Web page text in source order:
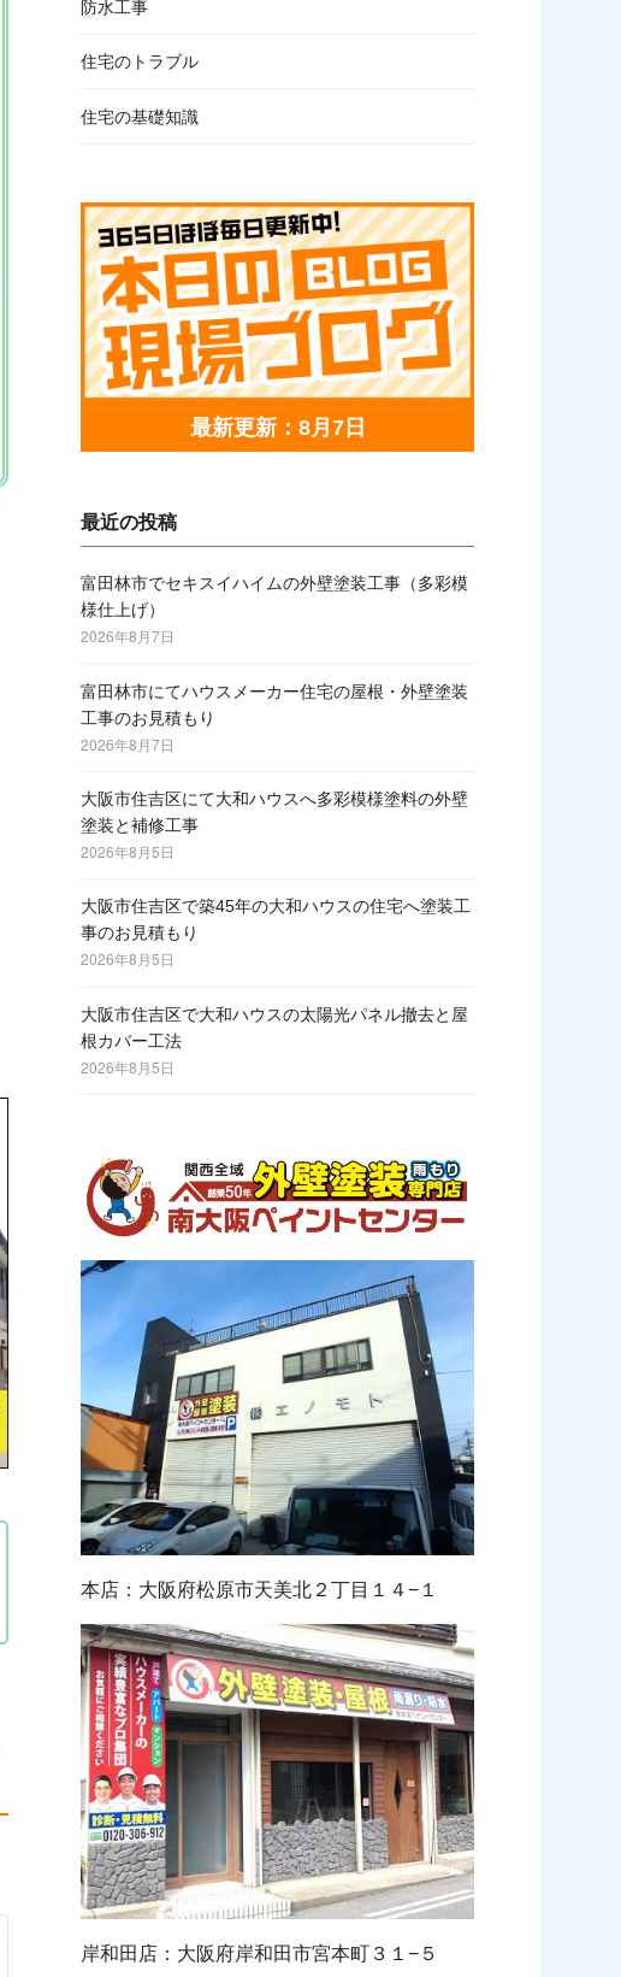
防水工事
住宅のトラブル
住宅の基礎知識
最新更新：8月7日
最近の投稿
富田林市でセキスイハイムの外壁塗装工事（多彩模
様仕上げ）
2026年8月7日
富田林市にてハウスメーカー住宅の屋根・外壁塗装
工事のお見積もり
2026年8月7日
大阪市住吉区にて大和ハウスへ多彩模様塗料の外壁
塗装と補修工事
2026年8月5日
大阪市住吉区で築45年の大和ハウスの住宅へ塗装工
事のお見積もり
2026年8月5日
大阪市住吉区で大和ハウスの太陽光パネル撤去と屋
根カバー工法
2026年8月5日
本店：大阪府松原市天美北２丁目１４−１
岸和田店：大阪府岸和田市宮本町３１−５